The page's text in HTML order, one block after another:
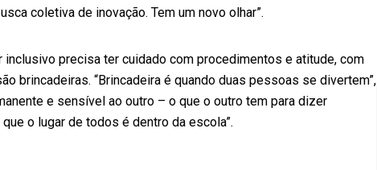
coletiva de inovação. Tem um novo olhar”.
inclusivo precisa ter cuidado com procedimentos e atitude, com
brincadeiras. “Brincadeira é quando duas pessoas se divertem”,
e sensível ao outro – o que o outro tem para dizer
o lugar de todos é dentro da escola”.